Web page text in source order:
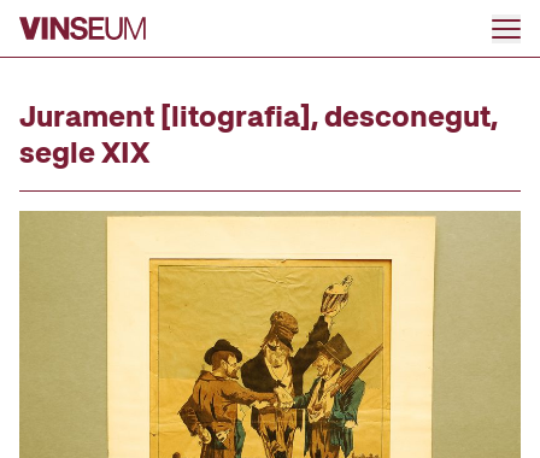
Anar al contingut
Jurament [litografia], desconegut,
segle XIX